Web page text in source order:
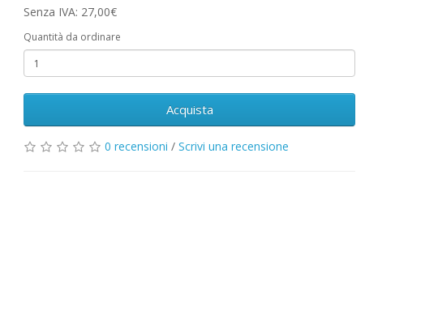
Senza IVA: 27,00€
Quantità da ordinare
Acquista
0 recensioni /Scrivi una recensione